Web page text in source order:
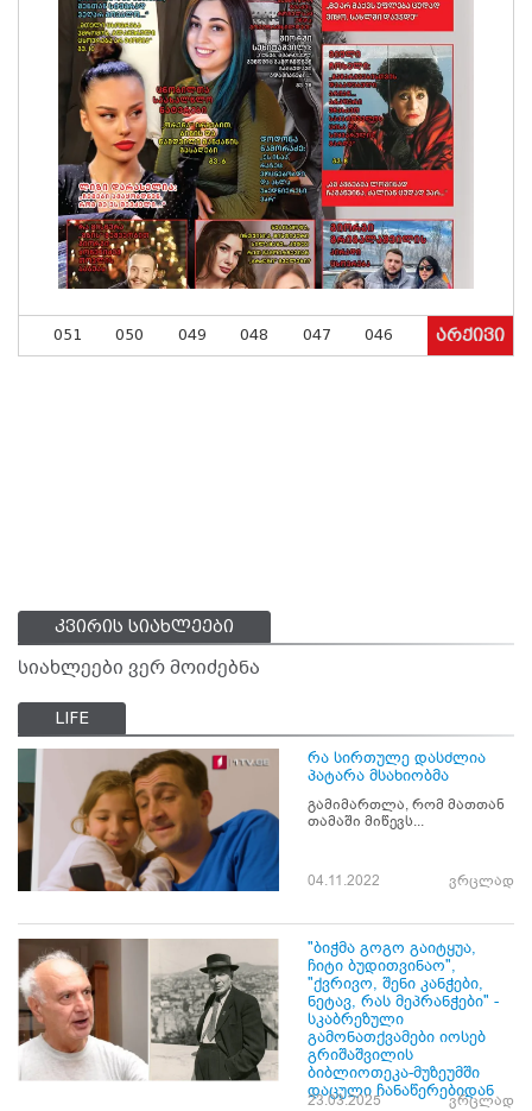
051 050 049 048 047 046 არქივი
კვირის სიახლეები
სიახლეები ვერ მოიძებნა
LIFE
რა სირთულე დასძლია
პატარა მსახიობმა
გამიმართლა, რომ მათთან
თამაში მიწევს...
04.11.2022 ვრცლად
"ბიჭმა გოგო გაიტყუა,
ჩიტი ბუდითვინაო",
"ქვრივო, შენი კანჭები,
ნეტავ, რას მეპრანჭები" -
სკაბრეზული
გამონათქვამები იოსებ
გრიშაშვილის
ბიბლიოთეკა-მუზეუმში
დაცული ჩანაწერებიდან
23.03.2025 ვრცლად